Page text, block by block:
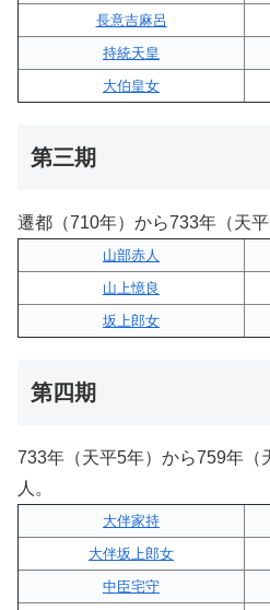
長意吉麻呂
持統天皇
大伯皇女
第三期
遷都（710年）から733年（天
山部赤人
山上憶良
坂上郎女
第四期
733年（天平5年）から759年（
人。
大伴家持
大伴坂上郎女
中臣宅守